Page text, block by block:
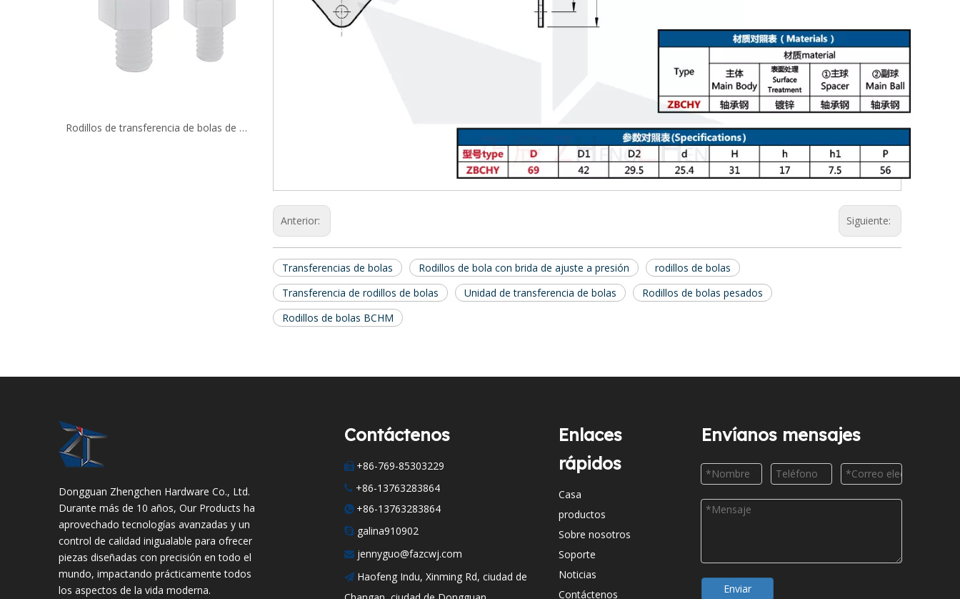
Rodillos de transferencia de bolas de plástico a presión BCHJJ BCHJP BCHP14 18 22 Rodillos de bolas de émbolo de ajuste a presión Rodillos de bolas con resorte y émbolo de ajuste a presión BCHPT
Anterior: Siguiente:
Transferencias de bolas Rodillos de bola con brida de ajuste a presión
rodillos de bolas
Transferencia de rodillos de bolas
Unidad de transferencia de bolas
Rodillos de bolas pesados
Rodillos de bolas BCHM
Dongguan Zhengchen Hardware Co., Ltd.
Durante más de 10 años, Our Products ha
aprovechado tecnologías avanzadas y un
control de calidad inigualable para ofrecer
piezas diseñadas con precisión en todo el
mundo, impactando prácticamente todos
los aspectos de la vida moderna.
Contáctenos
 +86-769-85303229
 +86-13763283864
 +86-13763283864
 galina910902
 jennyguo@fazcwj.com
 Haofeng Indu, Xinming Rd, ciudad de
Enlaces
rápidos
Casa
productos
Sobre nosotros
Soporte
Noticias
Contáctenos
Envíanos mensajes
Enviar